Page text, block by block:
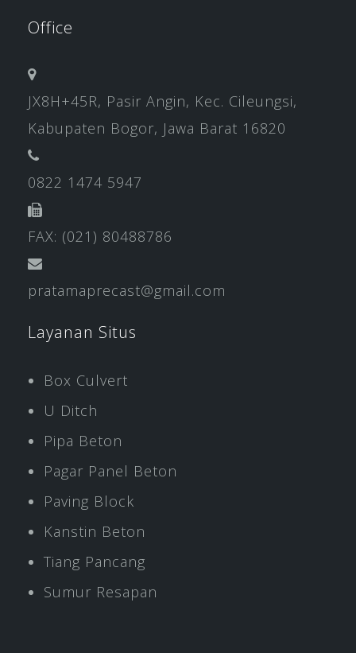
Office
JX8H+45R, Pasir Angin, Kec. Cileungsi,
Kabupaten Bogor, Jawa Barat 16820
0822 1474 5947
FAX: (021) 80488786
pratamaprecast@gmail.com
Layanan Situs
Box Culvert
U Ditch
Pipa Beton
Pagar Panel Beton
Paving Block
Kanstin Beton
Tiang Pancang
Sumur Resapan